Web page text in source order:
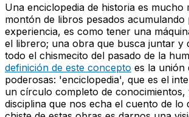
Una enciclopedia de historia es mucho
montón de libros pesados acumulando
experiencia, es como tener una
el librero; una obra que busca juntar y
todo el chismecito del pasado de la
definición de este concepto es la unión
poderosas: 'enciclopedia', que es el
un círculo completo de conocimientos,
disciplina que nos echa el cuento de lo